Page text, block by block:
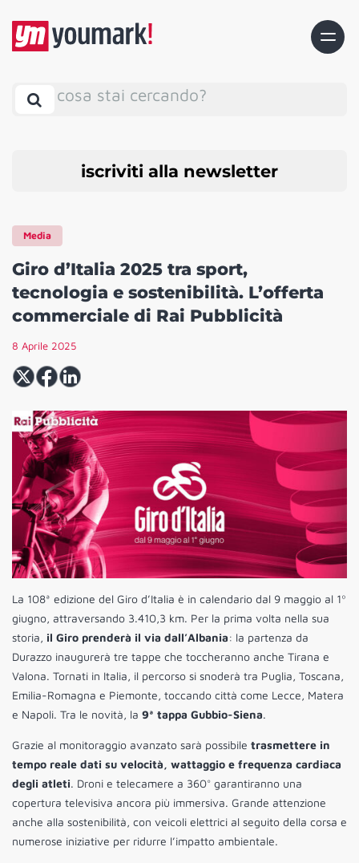
cosa stai cercando?
iscriviti alla newsletter
Media
Giro d’Italia 2025 tra sport,
tecnologia e sostenibilità. L’offerta
commerciale di Rai Pubblicità
8 Aprile 2025
La 108ª edizione del Giro d’Italia è in calendario dal 9 maggio al 1º
giugno, attraversando 3.410,3 km. Per la prima volta nella sua
storia, il Giro prenderà il via dall’Albania: la partenza da
Durazzo inaugurerà tre tappe che toccheranno anche Tirana e
Valona. Tornati in Italia, il percorso si snoderà tra Puglia, Toscana,
Emilia-Romagna e Piemonte, toccando città come Lecce, Matera
e Napoli. Tra le novità, la 9ª tappa Gubbio-Siena.
Grazie al monitoraggio avanzato sarà possibile trasmettere in
tempo reale dati su velocità, wattaggio e frequenza cardiaca
degli atleti. Droni e telecamere a 360° garantiranno una
copertura televisiva ancora più immersiva. Grande attenzione
anche alla sostenibilità, con veicoli elettrici al seguito della corsa e
numerose iniziative per ridurre l’impatto ambientale.